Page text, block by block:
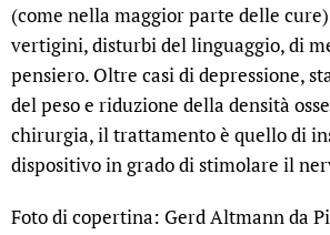
(come nella maggior parte delle
vertigini, disturbi del linguaggio, di
pensiero. Oltre casi di depressione,
del peso e riduzione della densità
chirurgia, il trattamento è quello di
dispositivo in grado di stimolare il
Foto di copertina: Gerd Altmann da